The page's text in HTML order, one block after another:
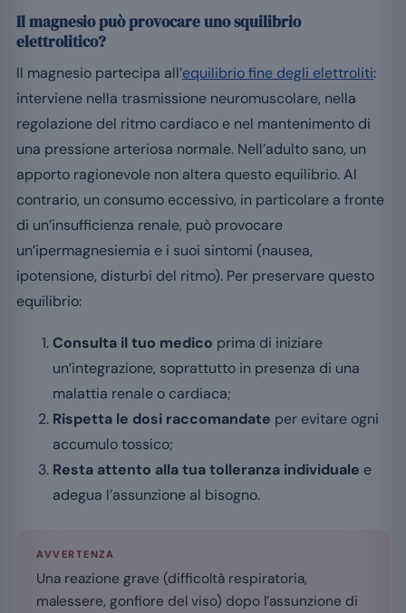
Il magnesio può provocare uno squilibrio
elettrolitico?
Il magnesio partecipa all’equilibrio fine degli elettroliti:
interviene nella trasmissione neuromuscolare, nella
regolazione del ritmo cardiaco e nel mantenimento di
una pressione arteriosa normale. Nell’adulto sano, un
apporto ragionevole non altera questo equilibrio. Al
contrario, un consumo eccessivo, in particolare a fronte
di un’insufficienza renale, può provocare
un’ipermagnesiemia e i suoi sintomi (nausea,
ipotensione, disturbi del ritmo). Per preservare questo
equilibrio:
Consulta il tuo medico prima di iniziare
un’integrazione, soprattutto in presenza di una
malattia renale o cardiaca;
Rispetta le dosi raccomandate per evitare ogni
accumulo tossico;
Resta attento alla tua tolleranza individuale e
adegua l’assunzione al bisogno.
AVVERTENZA
Una reazione grave (difficoltà respiratoria,
malessere, gonfiore del viso) dopo l’assunzione di